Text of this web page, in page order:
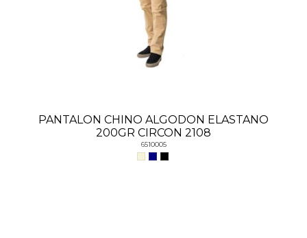
PANTALON CHINO ALGODON ELASTANO
200GR CIRCON 2108
6510005